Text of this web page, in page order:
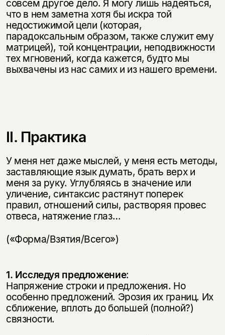
совсем другое дело. Я могу лишь надеяться,
что в нем заметна хотя бы искра той
недостижимой цели (которая,
парадоксальным образом, также служит ему
матрицей), той концентрации, неподвижности
тех мгновений, когда кажется, будто мы
выхвачены из нас самих и из нашего времени.
II. Практика
У меня нет даже мыслей, у меня есть методы,
заставляющие язык думать, брать верх и
меня за руку. Углубляясь в значение или
уличение, синтаксис растянут поперек
правил, отношений силы, растворяя провес
отвеса, натяжение глаз…
(«Форма/Взятия/Всего»)
1. Исследуя предложение:
Напряжение строки и предложения. Но
особенно предложений. Эрозия их границ. Их
сближение, вплоть до большей (полной?)
связности.